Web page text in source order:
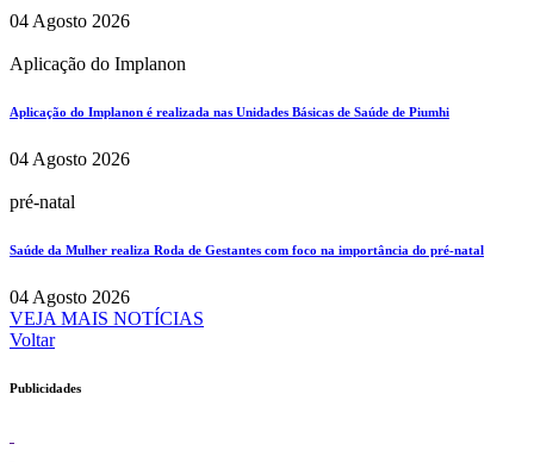
04 Agosto 2026
Aplicação do Implanon
Aplicação do Implanon é realizada nas Unidades Básicas de Saúde de Piumhi
04 Agosto 2026
pré-natal
Saúde da Mulher realiza Roda de Gestantes com foco na importância do pré-natal
04 Agosto 2026
VEJA MAIS NOTÍCIAS
Voltar
Publicidades